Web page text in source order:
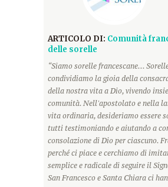
ARTICOLO DI: Comunità
delle sorelle
“Siamo sorelle francescane...
condividiamo la gioia della
della nostra vita a Dio, vivendo
comunità. Nell'apostolato e nella
vita ordinaria, desideriamo essere
tutti testimoniando e aiutando a
consolazione di Dio per ciascuno.
perché ci piace e cerchiamo di
semplice e radicale di seguire il
San Francesco e Santa Chiara ci